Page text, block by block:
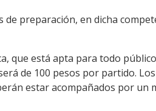
de preparación, en dicha
que está apta para todo
de 100 pesos por partido.
estar acompañados por un